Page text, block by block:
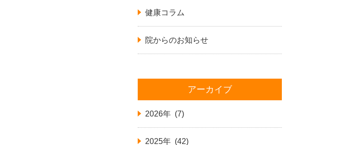
健康コラム
院からのお知らせ
アーカイブ
2026年 (7)
2025年 (42)